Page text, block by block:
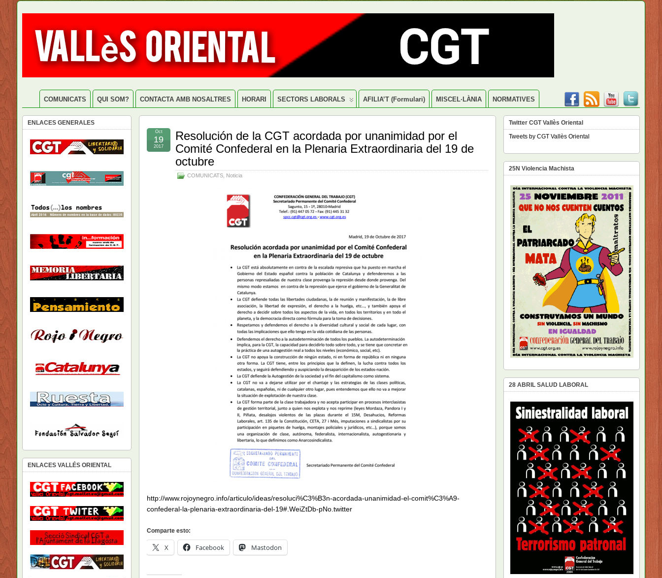
COMUNICATS QUI SOM? CONTACTA AMB NOSALTRES HORARI SECTORS LABORALS AFILIA’T (formulari) MISCEL·LÀNIA NORMATIVES
Resolución de la CGT acordada por unanimidad por el
Comité Confederal en la Plenaria Extraordinaria del 19 de
octubre
COMUNICATS Noticia
Oct
19
2017
http://www.rojoynegro.info/articulo/ideas/resoluci%C3%B3n-acordada-unanimidad-el-comit%C3%A9-
confederal-la-plenaria-extraordinaria-del-19#.WeiZtDb-pNo.twitter
Comparte esto:
X Facebook Mastodon
ENLACES GENERALES
ENLACES VALLÉS ORIENTAL
Twitter CGT Vallès Oriental
Tweets by CGT Vallès Oriental
25N Violencia Machista
28 ABRIL SALUD LABORAL